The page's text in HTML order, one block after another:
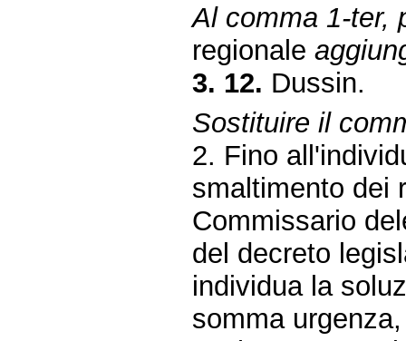
Al comma 1-ter,
regionale
3. 12. Dussin.
Sostituire il
2. Fino
smaltimento dei
Commissario
del decreto
individua la
somma